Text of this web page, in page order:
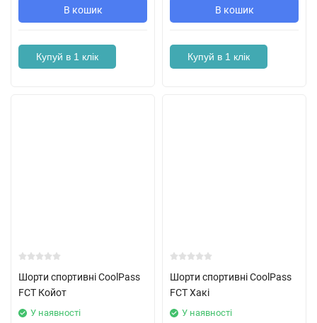
В кошик
Купуй в 1 клік
В кошик
Купуй в 1 клік
Шорти спортивні CoolPass
FCT Койот
У наявності
Шорти спортивні CoolPass
FCT Хакі
У наявності